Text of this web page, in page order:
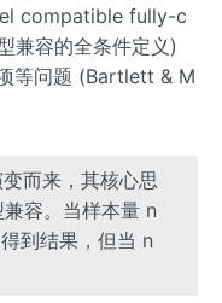
compatible fully-c
容的全条件定义)
等问题 (Bartlett & M
而来，其核心思
容。当样本量 n
到结果，但当 n